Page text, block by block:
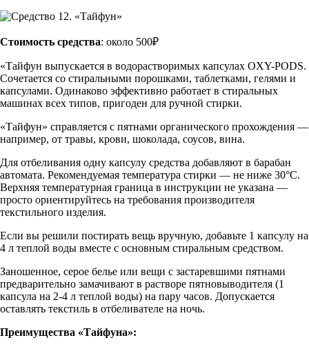
Стоимость средства: около 500₽
«Тайфун выпускается в водорастворимых капсулах OXY-PODS.
Сочетается со стиральными порошками, таблетками, гелями и
капсулами. Одинаково эффективно работает в стиральных
машинах всех типов, пригоден для ручной стирки.
«Тайфун» справляется с пятнами органического прохождения —
например, от травы, крови, шоколада, соусов, вина.
Для отбеливания одну капсулу средства добавляют в барабан
автомата. Рекомендуемая температура стирки — не ниже 30°С.
Верхняя температурная граница в инструкции не указана —
просто ориентируйтесь на требования производителя
текстильного изделия.
Если вы решили постирать вещь вручную, добавьте 1 капсулу на
4 л теплой воды вместе с основным стиральным средством.
Заношенное, серое белье или вещи с застаревшими пятнами
предварительно замачивают в растворе пятновыводителя (1
капсула на 2-4 л теплой воды) на пару часов. Допускается
оставлять текстиль в отбеливателе на ночь.
Преимущества «Тайфуна»: